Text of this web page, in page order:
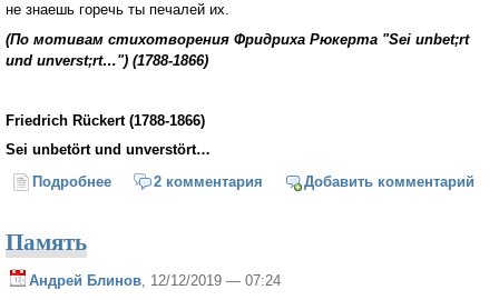
не знаешь горечь ты печалей их.
(По мотивам стихотворения Фридриха Рюкерта "Sei unbet;rt
und unverst;rt…") (1788-1866)
Friedrich Rückert (1788-1866)
Sei unbetört und unverstört…
Подробнее о Отбрось уныние! Напрасен скорбный вдох!
2 комментария Добавить комментарий
Память
Андрей Блинов , 12/12/2019 — 07:24